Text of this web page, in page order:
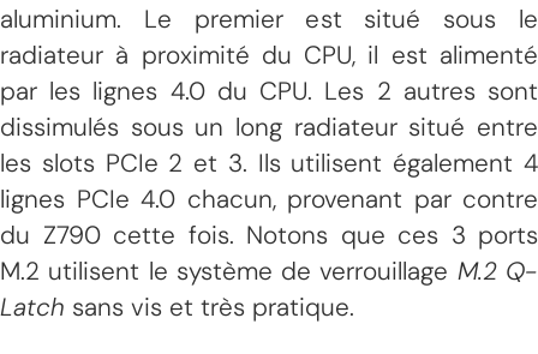
aluminium. Le premier est situé sous le
radiateur à proximité du CPU, il est alimenté
par les lignes 4.0 du CPU. Les 2 autres sont
dissimulés sous un long radiateur situé entre
les slots PCIe 2 et 3. Ils utilisent également 4
lignes PCIe 4.0 chacun, provenant par contre
du Z790 cette fois. Notons que ces 3 ports
M.2 utilisent le système de verrouillage M.2 Q-
Latch sans vis et très pratique.